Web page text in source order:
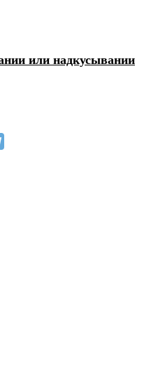
или надкусывании